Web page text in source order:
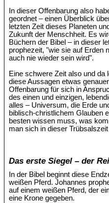
In dieser Offenbarung also
geordnet – einen Überblick
letzten Zeit dieses Planeten
Zukunft der Menschheit. Es
Büchern der Bibel – in dieser
prophezeit, "wie sie auf Erden
auch nie wieder sein wird".
Eine schwere Zeit also und
diese Aussagen etwas
Offenbarung für sich in
des einen und einzigen,
alles – Universum, die Erde
biblisch-christlichem Glauben
besten wissen muss, was
man sich in dieser
Das erste Siegel – der
In der Bibel beginnt diese
weißen Pferd. Johannes
auf einem weißen Pferd, der
eine Krone gegeben.